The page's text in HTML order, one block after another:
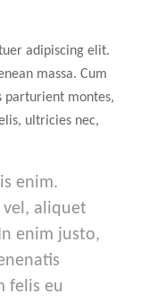
adipiscing elit.
massa. Cum
parturient montes,
ultricies nec,
enim.
aliquet
enim justo,
felis eu